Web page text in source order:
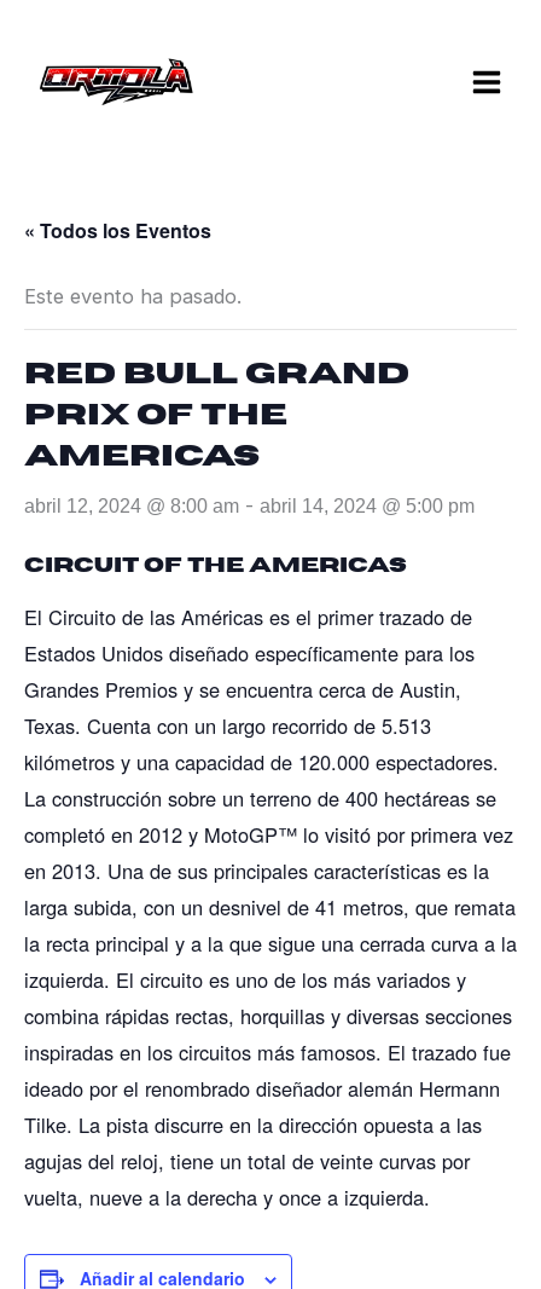
contenido
« Todos los Eventos
Este evento ha pasado.
Red Bull Grand
Prix of The
Americas
abril 12, 2024 @ 8:00 am - abril 14, 2024 @ 5:00 pm
Circuit Of The Americas
El Circuito de las Américas es el primer trazado de
Estados Unidos diseñado específicamente para los
Grandes Premios y se encuentra cerca de Austin,
Texas. Cuenta con un largo recorrido de 5.513
kilómetros y una capacidad de 120.000 espectadores.
La construcción sobre un terreno de 400 hectáreas se
completó en 2012 y MotoGP™ lo visitó por primera vez
en 2013. Una de sus principales características es la
larga subida, con un desnivel de 41 metros, que remata
la recta principal y a la que sigue una cerrada curva a la
izquierda. El circuito es uno de los más variados y
combina rápidas rectas, horquillas y diversas secciones
inspiradas en los circuitos más famosos. El trazado fue
ideado por el renombrado diseñador alemán Hermann
Tilke. La pista discurre en la dirección opuesta a las
agujas del reloj, tiene un total de veinte curvas por
vuelta, nueve a la derecha y once a izquierda.
Añadir al calendario